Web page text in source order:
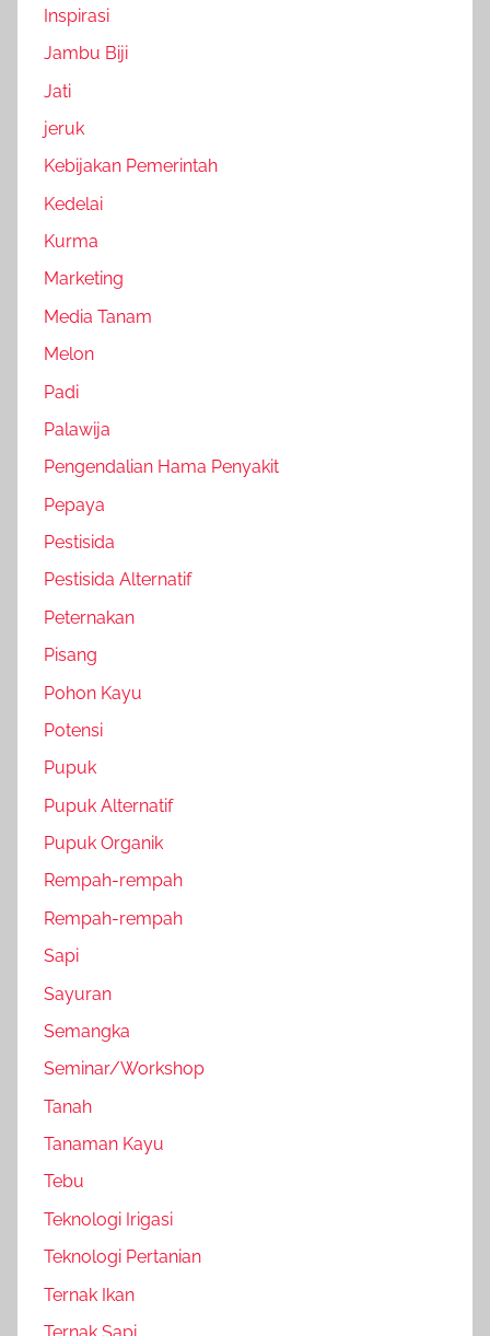
Inspirasi
Jambu Biji
Jati
jeruk
Kebijakan Pemerintah
Kedelai
Kurma
Marketing
Media Tanam
Melon
Padi
Palawija
Pengendalian Hama Penyakit
Pepaya
Pestisida
Pestisida Alternatif
Peternakan
Pisang
Pohon Kayu
Potensi
Pupuk
Pupuk Alternatif
Pupuk Organik
Rempah-rempah
Rempah-rempah
Sapi
Sayuran
Semangka
Seminar/Workshop
Tanah
Tanaman Kayu
Tebu
Teknologi Irigasi
Teknologi Pertanian
Ternak Ikan